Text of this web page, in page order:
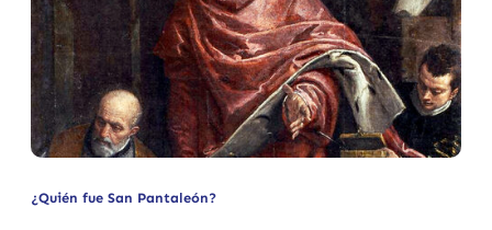
¿Quién fue San Pantaleón?